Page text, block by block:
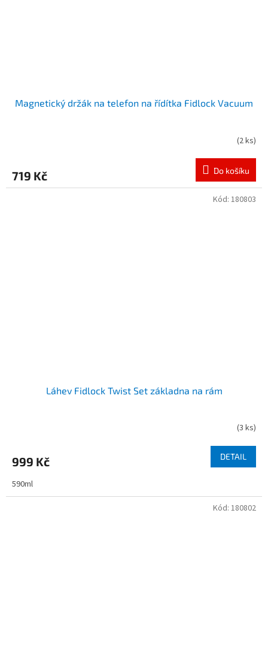
Magnetický držák na telefon na řídítka Fidlock Vacuum
(2 ks)
719 Kč Do košíku
Láhev Fidlock Twist Set základna na rám
(3 ks)
999 Kč DETAIL
590ml
Kód: 180803
Kód: 180802